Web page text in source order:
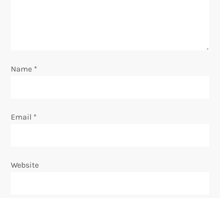
Name *
Email *
Website